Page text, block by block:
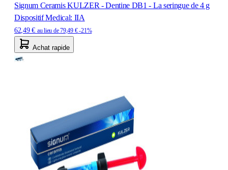
Signum Ceramis KULZER - Dentine DB1 - La seringue de 4 g
Dispositif Medical: IIA
62,49 € au lieu de79,49 €-21%
Achat rapide